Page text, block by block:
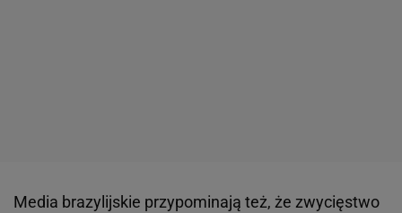
Media brazylijskie przypominają też, że zwycięstwo